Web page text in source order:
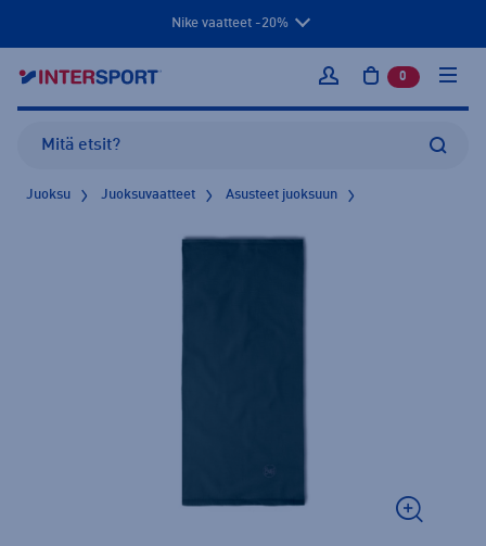
Nike vaatteet -20%
Kirjaudu sisään
0 tuotetta
Juoksu Juoksuvaatteet Asusteet juoksuun